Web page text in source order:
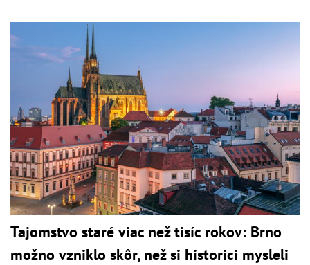
Tajomstvo staré viac než tisíc rokov: Brno
možno vzniklo skôr, než si historici mysleli